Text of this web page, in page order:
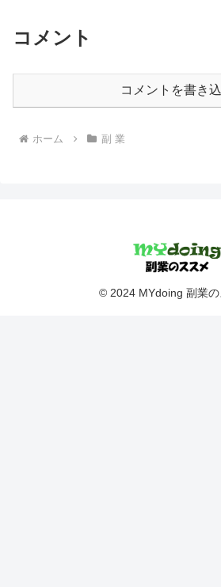
コメント
コメントを書き
ホーム 副 業
© 2024 MYdoing 副業の